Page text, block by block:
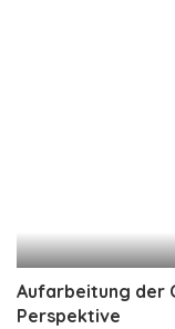
Aufarbeitung der
Perspektive